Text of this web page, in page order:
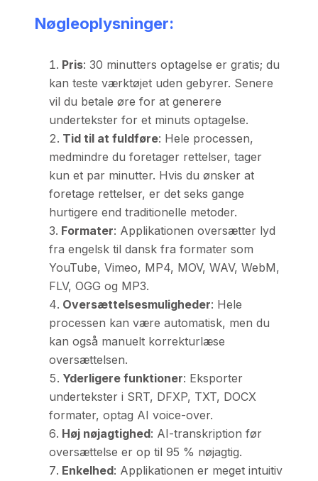
Nøgleoplysninger:
Pris: 30 minutters optagelse er gratis; du
kan teste værktøjet uden gebyrer. Senere
vil du betale øre for at generere
undertekster for et minuts optagelse.
Tid til at fuldføre: Hele processen,
medmindre du foretager rettelser, tager
kun et par minutter. Hvis du ønsker at
foretage rettelser, er det seks gange
hurtigere end traditionelle metoder.
Formater: Applikationen oversætter lyd
fra engelsk til dansk fra formater som
YouTube, Vimeo, MP4, MOV, WAV, WebM,
FLV, OGG og MP3.
Oversættelsesmuligheder: Hele
processen kan være automatisk, men du
kan også manuelt korrekturlæse
oversættelsen.
Yderligere funktioner: Eksporter
undertekster i SRT, DFXP, TXT, DOCX
formater, optag AI voice-over.
Høj nøjagtighed: AI-transkription før
oversættelse er op til 95 % nøjagtig.
Enkelhed: Applikationen er meget intuitiv